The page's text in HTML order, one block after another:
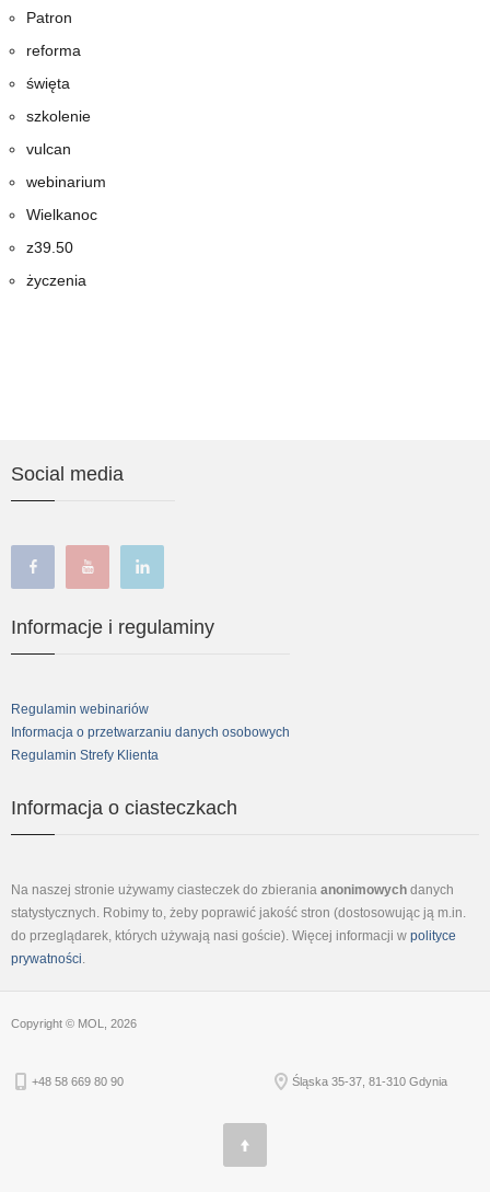
Patron
reforma
święta
szkolenie
vulcan
webinarium
Wielkanoc
z39.50
życzenia
Social media
Informacje i regulaminy
Regulamin webinariów
Informacja o przetwarzaniu danych osobowych
Regulamin Strefy Klienta
Informacja o ciasteczkach
Na naszej stronie używamy ciasteczek do zbierania anonimowych danych
statystycznych. Robimy to, żeby poprawić jakość stron (dostosowując ją m.in.
do przeglądarek, których używają nasi goście). Więcej informacji w polityce
prywatności
Copyright © MOL, 2026
+48 58 669 80 90 Śląska 35-37, 81-310 Gdynia